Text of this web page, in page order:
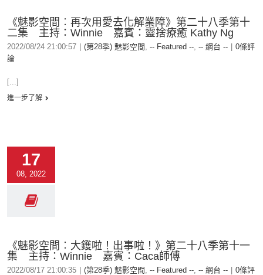
《魅影空間︰再次用愛去化解業障》第二十八季第十
二集 主持：Winnie 嘉賓：靈捨療癒 Kathy Ng
2022/08/24 21:00:57 (第28季) 魅影空間 , -- Featured --, -- 網台 --
0條評
論
[...]
進一步了解
17
08, 2022
《魅影空間︰大鑊啦！出事啦！》第二十八季第十一
集 主持：Winnie 嘉賓：Caca師傅
2022/08/17 21:00:35 (第28季) 魅影空間 , -- Featured --, -- 網台 --
0條評